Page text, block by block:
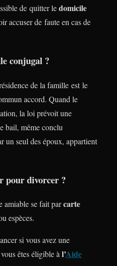
de quitter ledomicile
accuser de faute en cas de
conjugal ?
de la famille est le
accord. Quand le
la loi prévoit une
bail, même conclu
un seul des époux, appartient
pour divorcer ?
amiable se fait parcarte
espèces.
si vous avez une
êtes éligible àl’Aide